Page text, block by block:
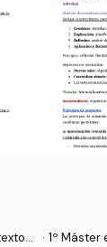
· 1º Máster